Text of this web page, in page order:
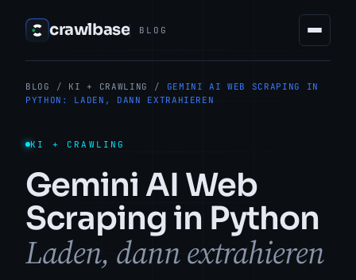
crawlbase BLOG
BLOG / KI + CRAWLING /
GEMINI AI WEB SCRAPING IN
PYTHON: LADEN, DANN EXTRAHIEREN
KI + CRAWLING
Gemini AI Web
Scraping in Python
Laden, dann extrahieren